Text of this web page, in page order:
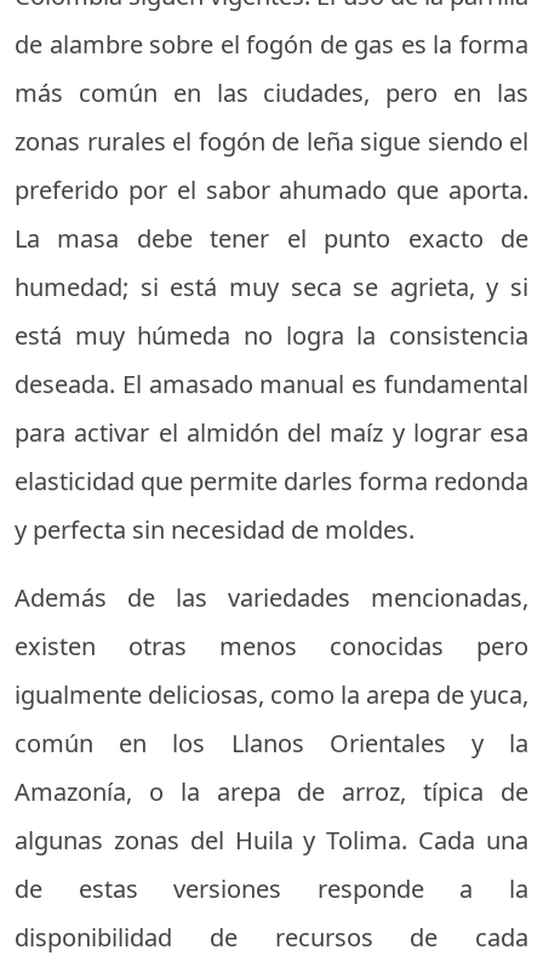
de alambre sobre el fogón de gas es la forma
más común en las ciudades, pero en las
zonas rurales el fogón de leña sigue siendo el
preferido por el sabor ahumado que aporta.
La masa debe tener el punto exacto de
humedad; si está muy seca se agrieta, y si
está muy húmeda no logra la consistencia
deseada. El amasado manual es fundamental
para activar el almidón del maíz y lograr esa
elasticidad que permite darles forma redonda
y perfecta sin necesidad de moldes.
Además de las variedades mencionadas,
existen otras menos conocidas pero
igualmente deliciosas, como la arepa de yuca,
común en los Llanos Orientales y la
Amazonía, o la arepa de arroz, típica de
algunas zonas del Huila y Tolima. Cada una
de estas versiones responde a la
disponibilidad de recursos de cada